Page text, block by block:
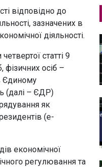
відповідно до
зазначених в
діяльності.
статті 9
осіб –
Єдиному
(далі – ЄДР)
як
(е-
економічної
регулювання та